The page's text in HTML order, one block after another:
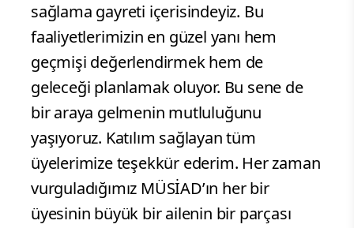
sağlama gayreti içerisindeyiz. Bu
faaliyetlerimizin en güzel yanı hem
geçmişi değerlendirmek hem de
geleceği planlamak oluyor. Bu sene de
bir araya gelmenin mutluluğunu
yaşıyoruz. Katılım sağlayan tüm
üyelerimize teşekkür ederim. Her zaman
vurguladığımız MÜSİAD’ın her bir
üyesinin büyük bir ailenin bir parçası